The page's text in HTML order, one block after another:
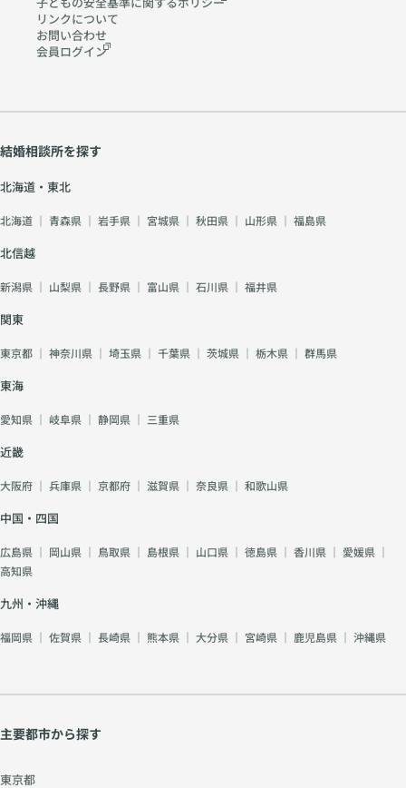
リンクについて
お問い合わせ
会員ログイン
結婚相談所を探す
北海道・東北
北海道 ｜ 青森県 ｜ 岩手県 ｜ 宮城県 ｜ 秋田県 ｜ 山形県 ｜ 福島県
北信越
新潟県 ｜ 山梨県 ｜ 長野県 ｜ 富山県 ｜ 石川県 ｜ 福井県
関東
東京都 ｜ 神奈川県 ｜ 埼玉県 ｜ 千葉県 ｜ 茨城県 ｜ 栃木県 ｜ 群馬県
東海
愛知県 ｜ 岐阜県 ｜ 静岡県 ｜ 三重県
近畿
大阪府 ｜ 兵庫県 ｜ 京都府 ｜ 滋賀県 ｜ 奈良県 ｜ 和歌山県
中国・四国
広島県 ｜ 岡山県 ｜ 鳥取県 ｜ 島根県 ｜ 山口県 ｜ 徳島県 ｜ 香川県 ｜ 愛媛県 ｜
高知県
九州・沖縄
福岡県 ｜ 佐賀県 ｜ 長崎県 ｜ 熊本県 ｜ 大分県 ｜ 宮崎県 ｜ 鹿児島県 ｜ 沖縄県
主要都市から探す
東京都